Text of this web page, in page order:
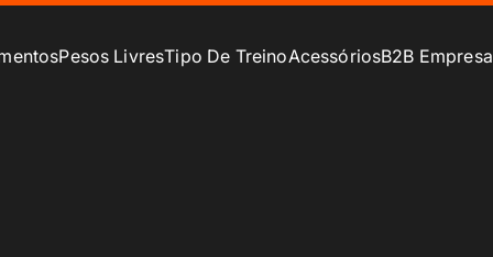
Pesos LivresTipo De TreinoAcessóriosB2B